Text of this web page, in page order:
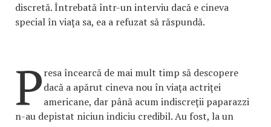
discretă. Întrebată într-un interviu dacă e cineva
special în viaţa sa, ea a refuzat să răspundă.
Presa încearcă de mai mult timp să descopere
dacă a apărut cineva nou în viaţa actriţei
americane, dar până acum indiscreţii paparazzi
n-au depistat niciun indiciu credibil. Au fost, la un